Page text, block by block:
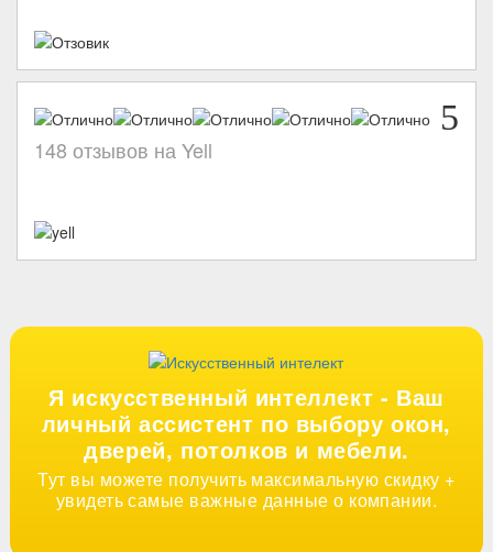
5
148 отзывов на Yell
Я искусственный интеллект - Ваш
личный ассистент по выбору окон,
дверей, потолков и мебели.
Тут вы можете получить максимальную скидку +
увидеть самые важные данные о компании.